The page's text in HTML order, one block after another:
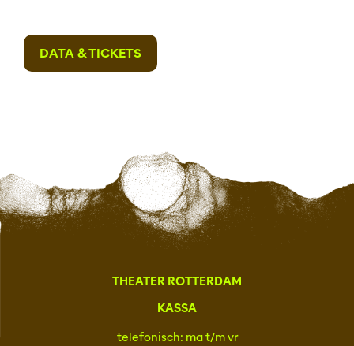
DATA & TICKETS
THEATER ROTTERDAM
KASSA
telefonisch: ma t/m vr